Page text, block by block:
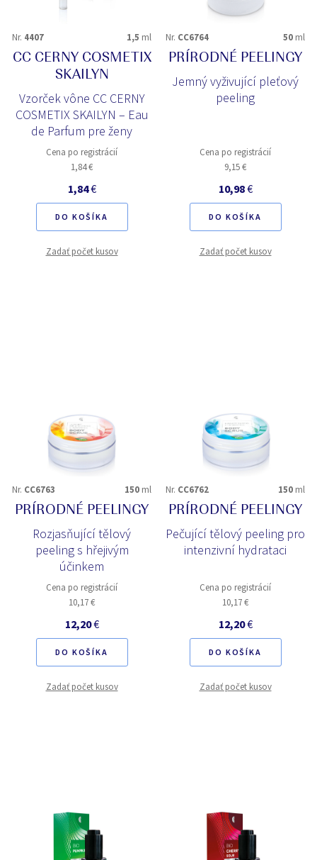
Nr. 4407 1,5 ml
CC CERNY COSMETIX
SKAILYN
Vzorček vône CC CERNY
COSMETIX SKAILYN – Eau
de Parfum pre ženy
Cena po registrácií
1,84 €
1,84€
DO KOŠÍKA
Zadať počet kusov
Nr. CC6764 50 ml
PRÍRODNÉ PEELINGY
Jemný vyživující pleťový
peeling
Cena po registrácií
9,15 €
10,98€
DO KOŠÍKA
Zadať počet kusov
Nr. CC6763 150 ml
PRÍRODNÉ PEELINGY
Rozjasňující tělový
peeling s hřejivým
účinkem
Cena po registrácií
10,17 €
12,20€
DO KOŠÍKA
Zadať počet kusov
Nr. CC6762 150 ml
PRÍRODNÉ PEELINGY
Pečující tělový peeling pro
intenzivní hydrataci
Cena po registrácií
10,17 €
12,20€
DO KOŠÍKA
Zadať počet kusov